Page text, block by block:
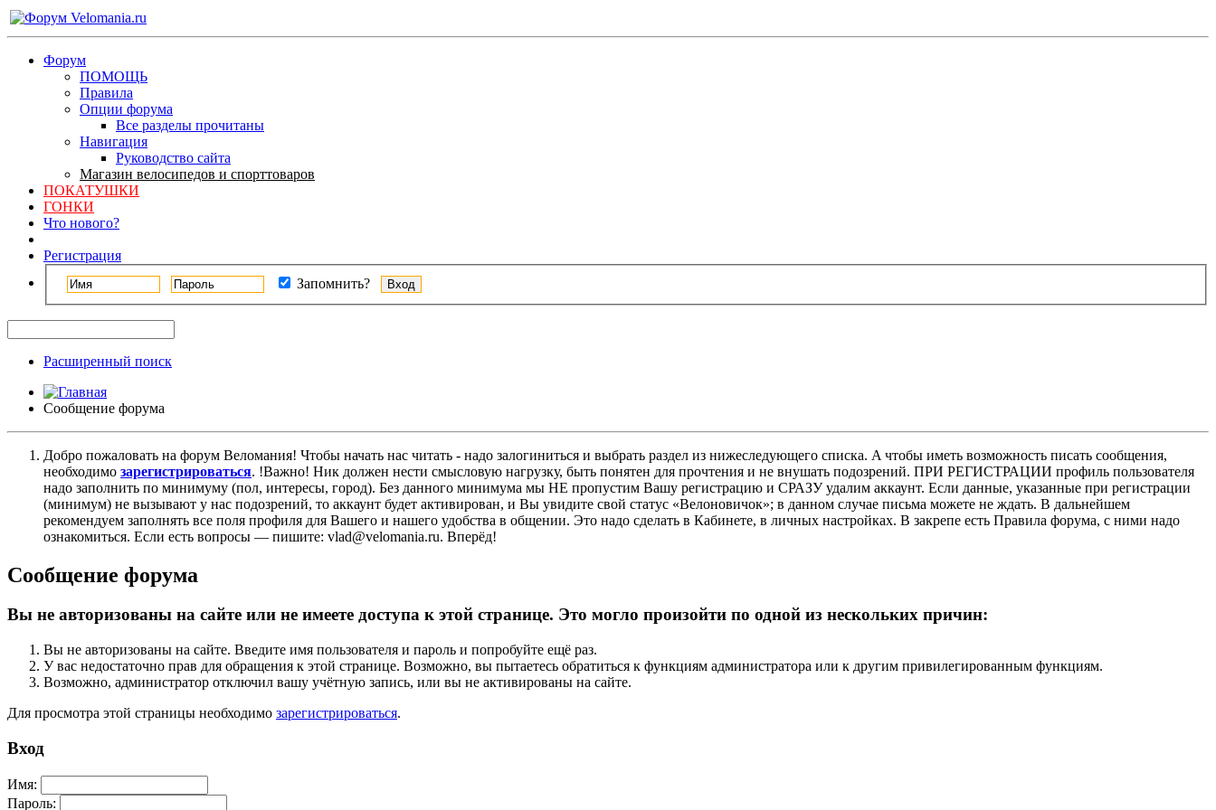
Форум
ПОМОЩЬ
Правила
Опции форума
Все разделы прочитаны
Навигация
Руководство сайта
Магазин велосипедов и спорттоваров
ПОКАТУШКИ
ГОНКИ
Что нового?
Регистрация
Запомнить?
Расширенный поиск
Сообщение форума
Добро пожаловать на форум Веломания! Чтобы начать нас читать - надо залогиниться и выбрать раздел из нижеследующего списка. A чтобы иметь возможность писать сообщения,
необходимо зарегистрироваться. !Важно! Ник должен нести смысловую нагрузку, быть понятен для прочтения и не внушать подозрений. ПРИ РЕГИСТРАЦИИ профиль пользователя
надо заполнить по минимуму (пол, интересы, город). Без данного минимума мы НЕ пропустим Вашу регистрацию и СРАЗУ удалим аккаунт. Если данные, указанные при регистрации
(минимум) не вызывают у нас подозрений, то аккаунт будет активирован, и Вы увидите свой статус «Велоновичок»; в данном случае письма можете не ждать. В дальнейшем
рекомендуем заполнять все поля профиля для Вашего и нашего удобства в общении. Это надо сделать в Кабинете, в личных настройках. В закрепе есть Правила форума, с ними надо
ознакомиться. Если есть вопросы — пишите: vlad@velomania.ru. Вперёд!
Сообщение форума
Вы не авторизованы на сайте или не имеете доступа к этой странице. Это могло произойти по одной из нескольких причин:
Вы не авторизованы на сайте. Введите имя пользователя и пароль и попробуйте ещё раз.
У вас недостаточно прав для обращения к этой странице. Возможно, вы пытаетесь обратиться к функциям администратора или к другим привилегированным функциям.
Возможно, администратор отключил вашу учётную запись, или вы не активированы на сайте.
Для просмотра этой страницы необходимо зарегистрироваться.
Вход
Имя:
Пароль: